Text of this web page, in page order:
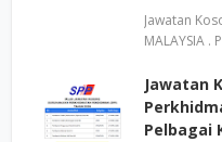
Jawatan
MALAYSIA .
Jawatan
Pelbagai